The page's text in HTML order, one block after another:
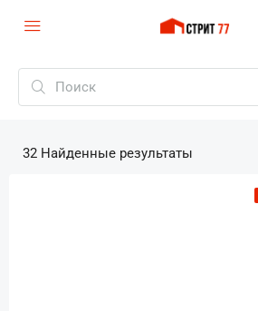
32 Найденные результаты